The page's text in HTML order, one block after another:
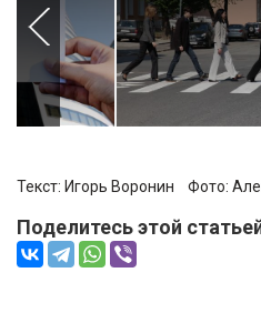
Текст: Игорь Воронин Фото:
Поделитесь этой